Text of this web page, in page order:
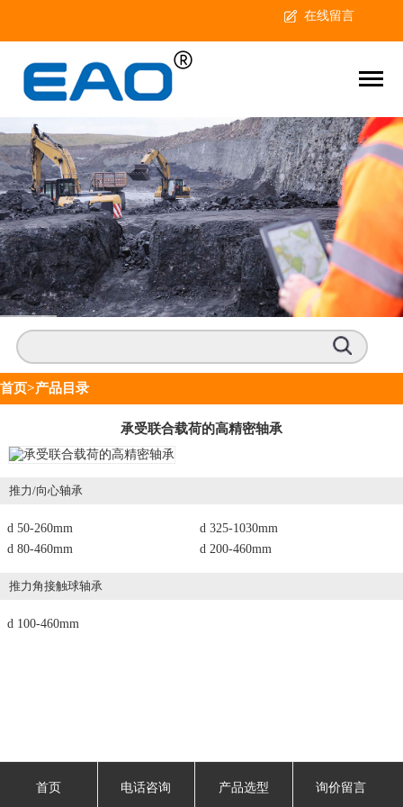
在线留言
首页>产品目录
承受联合载荷的高精密轴承
推力/向心轴承
d 50-260mm
d 325-1030mm
d 80-460mm
d 200-460mm
推力角接触球轴承
d 100-460mm
首页 电话咨询 产品选型 询价留言